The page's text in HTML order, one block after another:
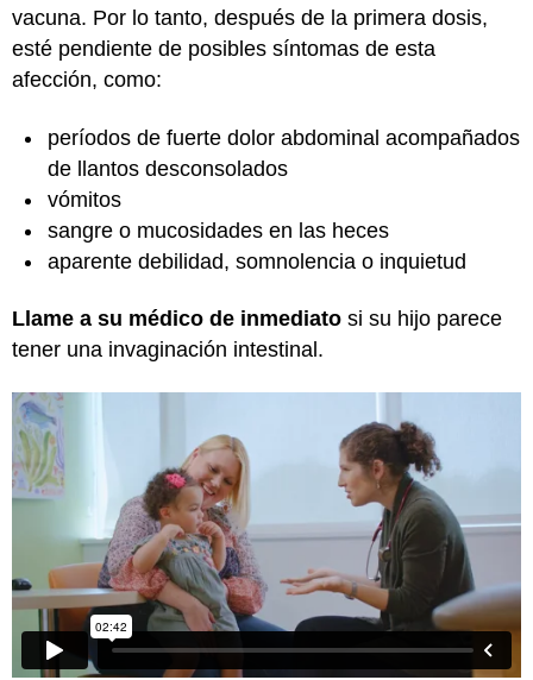
vacuna. Por lo tanto, después de la primera dosis,
esté pendiente de posibles síntomas de esta
afección, como:
períodos de fuerte dolor abdominal acompañados
de llantos desconsolados
vómitos
sangre o mucosidades en las heces
aparente debilidad, somnolencia o inquietud
Llame a su médico de inmediato si su hijo parece
tener una invaginación intestinal.